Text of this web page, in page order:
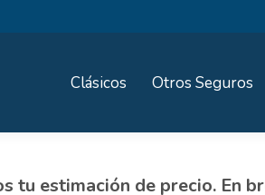
Clásicos Otros Seguros